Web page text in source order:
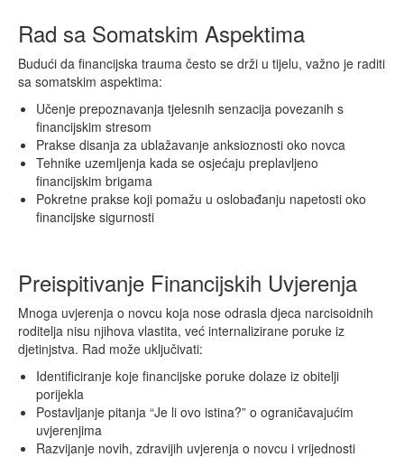
Rad sa Somatskim Aspektima
Budući da financijska trauma često se drži u tijelu, važno je raditi
sa somatskim aspektima:
Učenje prepoznavanja tjelesnih senzacija povezanih s
financijskim stresom
Prakse disanja za ublažavanje anksioznosti oko novca
Tehnike uzemljenja kada se osjećaju preplavljeno
financijskim brigama
Pokretne prakse koji pomažu u oslobađanju napetosti oko
financijske sigurnosti
Preispitivanje Financijskih Uvjerenja
Mnoga uvjerenja o novcu koja nose odrasla djeca narcisoidnih
roditelja nisu njihova vlastita, već internalizirane poruke iz
djetinjstva. Rad može uključivati:
Identificiranje koje financijske poruke dolaze iz obitelji
porijekla
Postavljanje pitanja “Je li ovo istina?” o ograničavajućim
uvjerenjima
Razvijanje novih, zdravijih uvjerenja o novcu i vrijednosti